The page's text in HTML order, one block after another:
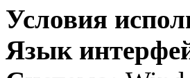
Условия
Язык